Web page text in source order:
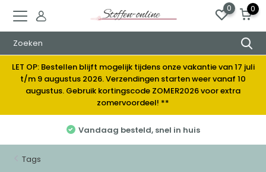
0 0
LET OP: Bestellen blijft mogelijk tijdens onze vakantie van 17 juli
t/m 9 augustus 2026. Verzendingen starten weer vanaf 10
augustus. Gebruik kortingscode ZOMER2026 voor extra
zomervoordeel! **
Vandaag besteld, snel in huis
Tags